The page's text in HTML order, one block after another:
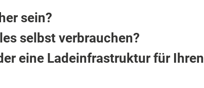
sein?
selbst verbrauchen?
eine Ladeinfrastruktur für Ihren